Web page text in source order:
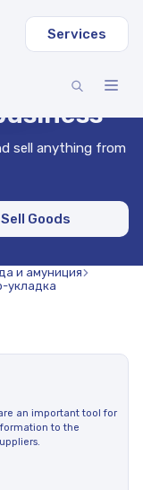
Services
pcs.)
(500 pcs.)
sell anything from
Sell Goods
и амуниция
укладка
an important tool for
to the